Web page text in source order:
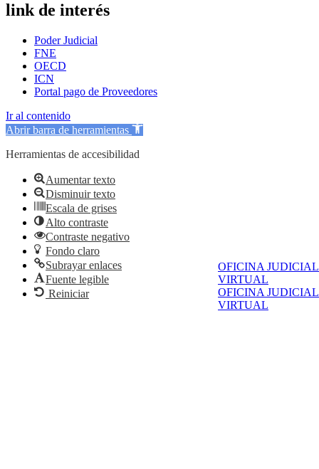
OFICINA JUDICIAL
VIRTUAL
OFICINA JUDICIAL
VIRTUAL
link de interés
Poder Judicial
FNE
OECD
ICN
Portal pago de Proveedores
Ir al contenido
Abrir barra de herramientas
Herramientas de accesibilidad
Aumentar texto
Disminuir texto
Escala de grises
Alto contraste
Contraste negativo
Fondo claro
Subrayar enlaces
Fuente legible
Reiniciar